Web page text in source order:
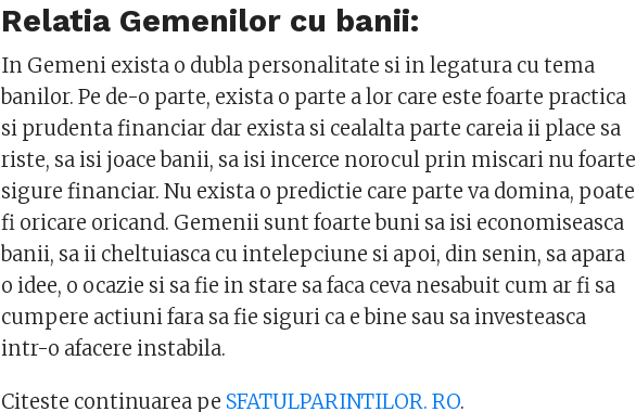
Relatia Gemenilor cu banii:
In Gemeni exista o dubla personalitate si in legatura cu tema
banilor. Pe de-o parte, exista o parte a lor care este foarte practica
si prudenta financiar dar exista si cealalta parte careia ii place sa
riste, sa isi joace banii, sa isi incerce norocul prin miscari nu foarte
sigure financiar. Nu exista o predictie care parte va domina, poate
fi oricare oricand. Gemenii sunt foarte buni sa isi economiseasca
banii, sa ii cheltuiasca cu intelepciune si apoi, din senin, sa apara
o idee, o ocazie si sa fie in stare sa faca ceva nesabuit cum ar fi sa
cumpere actiuni fara sa fie siguri ca e bine sau sa investeasca
intr-o afacere instabila.
Citeste continuarea pe SFATULPARINTILOR. RO.